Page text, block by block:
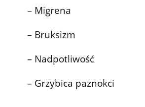
– Migrena
– Bruksizm
– Nadpotliwość
– Grzybica paznokci